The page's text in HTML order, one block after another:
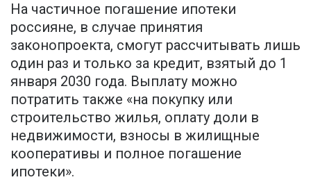
На частичное погашение ипотеки
россияне, в случае принятия
законопроекта, смогут рассчитывать лишь
один раз и только за кредит, взятый до 1
января 2030 года. Выплату можно
потратить также «на покупку или
строительство жилья, оплату доли в
недвижимости, взносы в жилищные
кооперативы и полное погашение
ипотеки».